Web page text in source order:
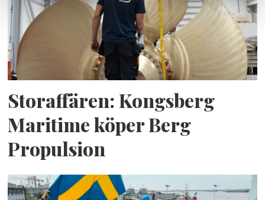
Storaffären: Kongsberg
Maritime köper Berg
Propulsion